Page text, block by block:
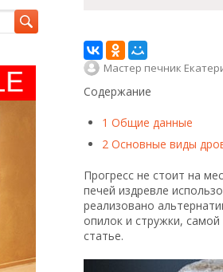
Мастер печник
Содержание
1 Общие данные
2Основные виды
Прогресс не стоит на
печей издревле
реализовано
опилок и стружки,
статье.